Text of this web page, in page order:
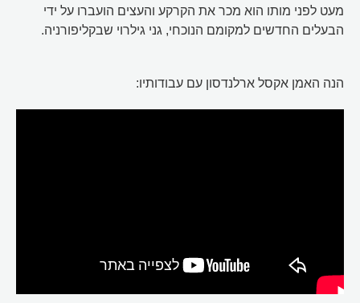
מעט לפני מותו הוא מכר את הקרקע והעצים הועברו על ידי
הבעלים החדשים למקומם הנוכחי, גני גילרוי שבקליפורניה.
הנה האמן אקסל ארלנדסון עם עבודותיו: